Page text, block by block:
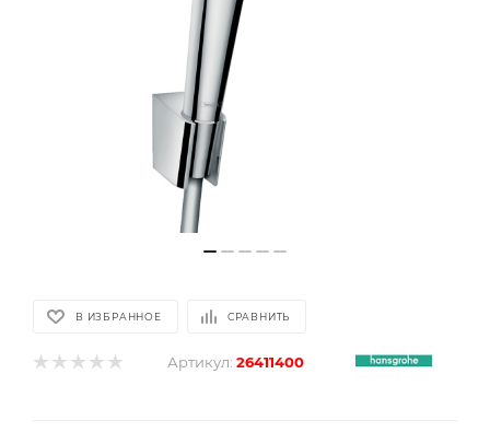
В ИЗБРАННОЕ СРАВНИТЬ
Артикул: 26411400